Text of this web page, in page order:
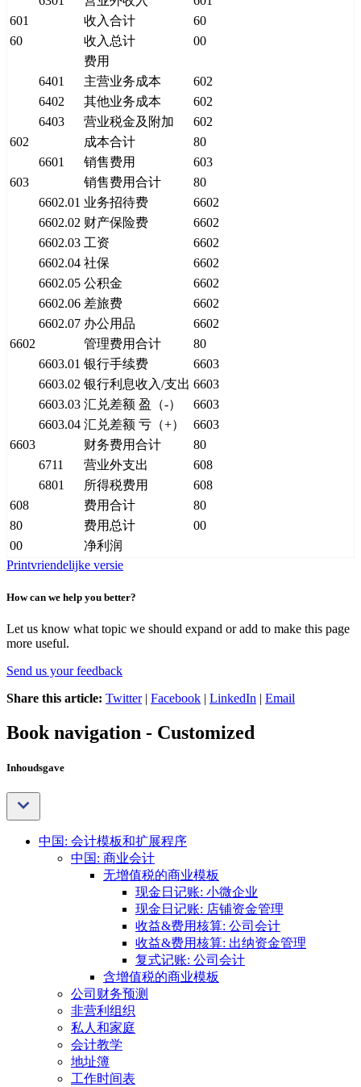
601
收入合计
60
60
收入总计
00
费用
6401
主营业务成本
602
6402
其他业务成本
602
6403
营业税金及附加
602
602
成本合计
80
6601
销售费用
603
603
销售费用合计
80
6602.01 业务招待费
6602
6602.02 财产保险费
6602
6602.03 工资
6602
6602.04 社保
6602
6602.05 公积金
6602
6602.06 差旅费
6602
6602.07 办公用品
6602
6602
管理费用合计
80
6603.01 银行手续费
6603
6603.02 银行利息收入/支出 6603
6603.03 汇兑差额 盈（-）
6603
6603.04 汇兑差额 亏（+）
6603
6603
财务费用合计
80
6711
营业外支出
608
6801
所得税费用
608
608
费用合计
80
80
费用总计
00
00
净利润
Printvriendelijke versie
How can we help you better?
Let us know what topic we should expand or add to make this page
more useful.
Send us your feedback
Share this article: Twitter| Facebook | LinkedIn | Email
Book navigation - Customized
Inhoudsgave
中国: 会计模板和扩展程序
中国: 商业会计
无增值税的商业模板
现金日记账: 小微企业
现金日记账: 店铺资金管理
收益&费用核算: 公司会计
收益&费用核算: 出纳资金管理
复式记账: 公司会计
含增值税的商业模板
公司财务预测
非营利组织
私人和家庭
会计教学
地址簿
工作时间表